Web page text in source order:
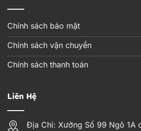
Chính sách bảo mật
Chính sách vận chuyển
Chính sách thanh toán
Liên Hệ
Địa Chỉ: Xưởng Số 99 Ngõ 1A